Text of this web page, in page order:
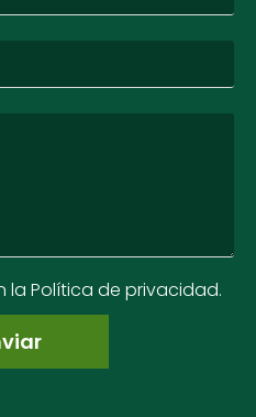
la Política de privacidad.